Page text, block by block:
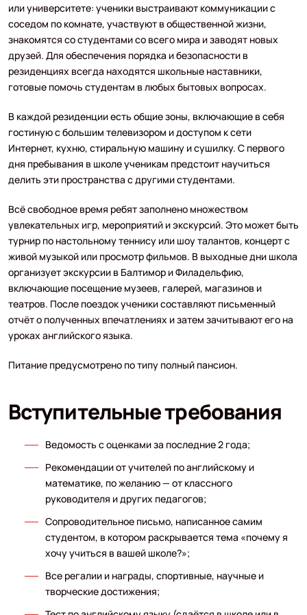
или университете: ученики выстраивают коммуникации с
соседом по комнате, участвуют в общественной жизни,
знакомятся со студентами со всего мира и заводят новых
друзей. Для обеспечения порядка и безопасности в
резиденциях всегда находятся школьные наставники,
готовые помочь студентам в любых бытовых вопросах.
В каждой резиденции есть общие зоны, включающие в себя
гостиную с большим телевизором и доступом к сети
Интернет, кухню, стиральную машину и сушилку. С первого
дня пребывания в школе ученикам предстоит научиться
делить эти пространства с другими студентами.
Всё свободное время ребят заполнено множеством
увлекательных игр, мероприятий и экскурсий. Это может быть
турнир по настольному теннису или шоу талантов, концерт с
живой музыкой или просмотр фильмов. В выходные дни школа
организует экскурсии в Балтимор и Филадельфию,
включающие посещение музеев, галерей, магазинов и
театров. После поездок ученики составляют письменный
отчёт о полученных впечатлениях и затем зачитывают его на
уроках английского языка.
Питание предусмотрено по типу полный пансион.
Вступительные требования
Ведомость с оценками за последние 2 года;
Рекомендации от учителей по английскому и
математике, по желанию — от классного
руководителя и других педагогов;
Сопроводительное письмо, написанное самим
студентом, в котором раскрывается тема «почему я
хочу учиться в вашей школе?»;
Все регалии и награды, спортивные, научные и
творческие достижения;